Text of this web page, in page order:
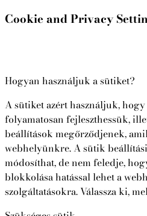
Cookie and Privacy
Hogyan használjuk a sütiket?
A sütiket azért használjuk,
folyamatosan fejleszthessük,
beállítások megőrződjenek,
webhelyünkre. A sütik
módosíthat, de nem feledje,
blokkolása hatással lehet a
szolgáltatásokra. Válassza ki,